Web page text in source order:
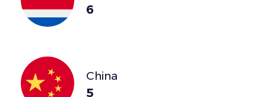
6
China
5